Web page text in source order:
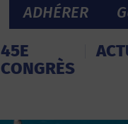
ADHÉRER
45E
CONGRÈS